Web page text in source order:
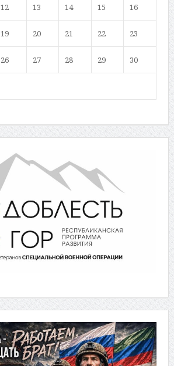
12 13 14 15 16
19 20 21 22 23
26 27 28 29 30